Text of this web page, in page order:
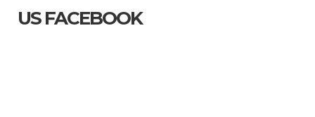
US FACEBOOK